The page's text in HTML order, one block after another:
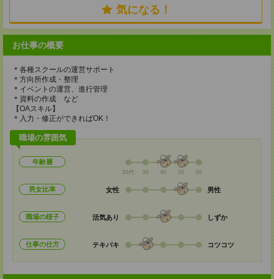
気になる！
お仕事の概要
＊各種スクールの運営サポート
＊方向所作成・整理
＊イベントの運営、進行管理
＊資料の作成 など
【OAスキル】
＊入力・修正ができればOK！
職場の雰囲気
年齢層
20代 30 40 50 60
男女比率 女性 男性
職場の様子 活気あり しずか
仕事の仕方 テキパキ コツコツ